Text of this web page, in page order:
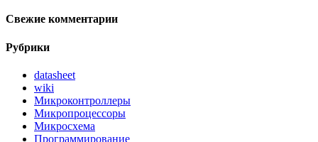
Свежие комментарии
Рубрики
datasheet
wiki
Микроконтроллеры
Микропроцессоры
Микросхема
Программирование